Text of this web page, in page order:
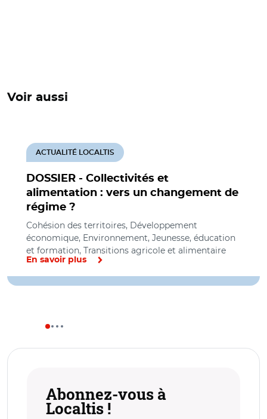
Voir aussi
DOSSIER - Collectivités et
alimentation : vers un changement de
régime ?
ACTUALITÉ LOCALTIS
Cohésion des territoires, Développement
économique, Environnement, Jeunesse, éducation
et formation, Transitions agricole et alimentaire
En savoir plus
Abonnez-vous à
Localtis !